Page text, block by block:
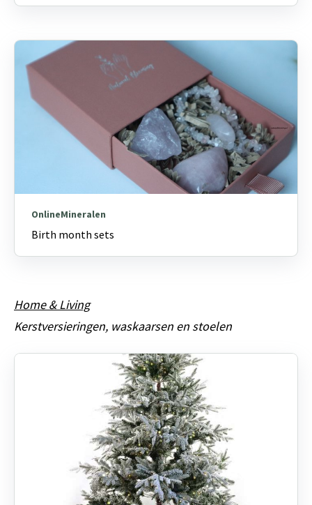
OnlineMineralen
Birth month sets
Home & Living
Kerstversieringen, waskaarsen en stoelen